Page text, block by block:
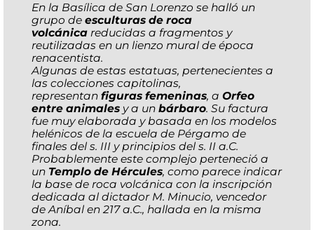
En la Basílica de San Lorenzo se halló un
grupo de esculturas de roca
volcánica reducidas a fragmentos y
reutilizadas en un lienzo mural de época
renacentista.
Algunas de estas estatuas, pertenecientes a
las colecciones capitolinas,
representan figuras femeninas, a Orfeo
entre animales y a un bárbaro. Su factura
fue muy elaborada y basada en los modelos
helénicos de la escuela de Pérgamo de
finales del s. III y principios del s. II a.C.
Probablemente este complejo perteneció a
un Templo de Hércules, como parece indicar
la base de roca volcánica con la inscripción
dedicada al dictador M. Minucio, vencedor
de Aníbal en 217 a.C., hallada en la misma
zona.